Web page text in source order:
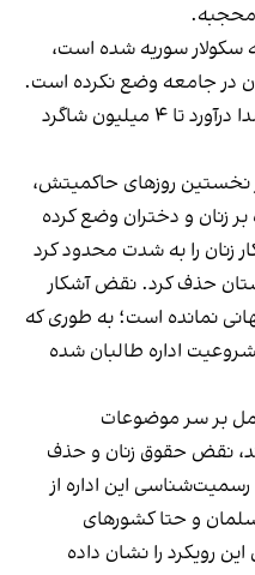
محجبه.
سکولار سوریه شده است،
در جامعه وضع نکرده است.
او سه روز پیش زنگ مکاتب را به صدا درآورد تا ۴ میلیون شاگرد
نخستین روزهای حاکمیتش،
زنان و دختران وضع کرده
زنان را به شدت محدود کرد
حذف کرد. نقض آشکار
نمانده است؛ به طوری که
اداره طالبان شده
بر سر موضوعات
نقض حقوق زنان و حذف
رسمیت‌شناسی این اداره از
و حتا کشورهای
رویکرد را نشان داده